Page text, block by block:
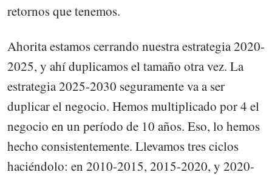
retornos que tenemos.
Ahorita estamos cerrando nuestra estrategia 2020-
2025, y ahí duplicamos el tamaño otra vez. La
estrategia 2025-2030 seguramente va a ser
duplicar el negocio. Hemos multiplicado por 4 el
negocio en un período de 10 años. Eso, lo hemos
hecho consistentemente. Llevamos tres ciclos
haciéndolo: en 2010-2015, 2015-2020, y 2020-